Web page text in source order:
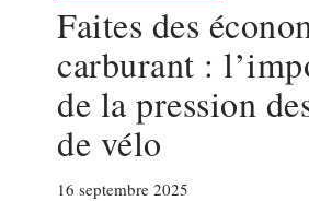
Faites des
carburant :
de la pression
de vélo
16 septembre 2025